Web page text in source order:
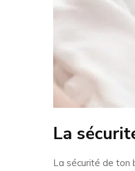
La
La sécurité de ton